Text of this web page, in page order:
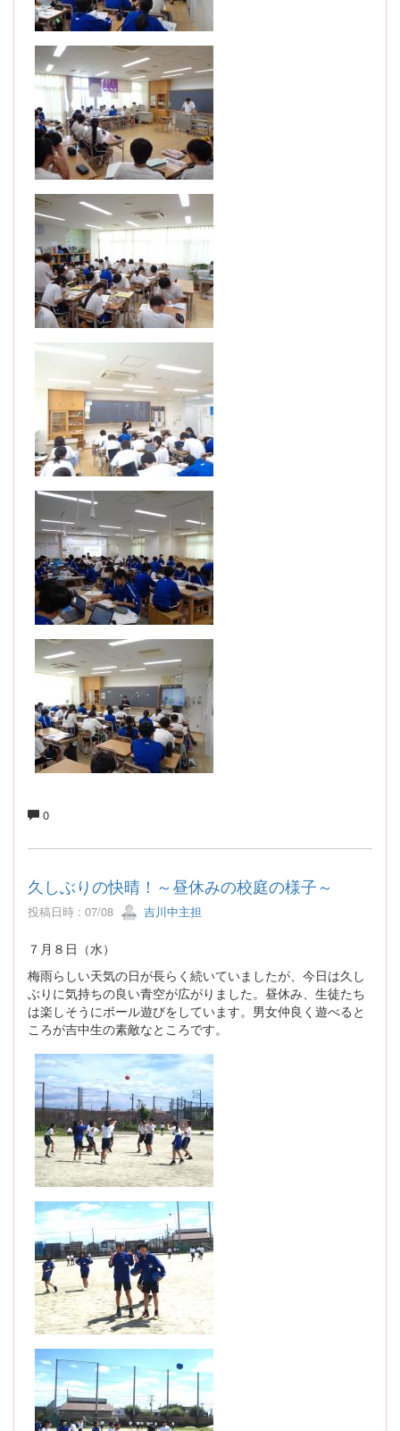
0
久しぶりの快晴！～昼休みの校庭の様子～
投稿日時 : 07/08 吉川中主担
７月８日（水）
梅雨らしい天気の日が長らく続いていましたが、今日は久し
ぶりに気持ちの良い青空が広がりました。昼休み、生徒たち
は楽しそうにボール遊びをしています。男女仲良く遊べると
ころが吉中生の素敵なところです。